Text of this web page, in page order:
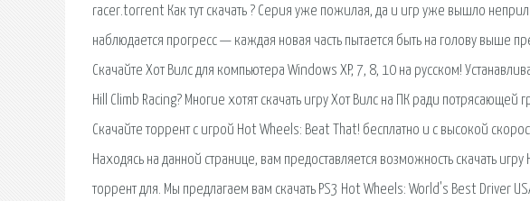
racer.torrent Как тут скачать ? Серия уже пожилая, да и игр уже вышло
наблюдается прогресс — каждая новая часть пытается быть на голову выше
Скачайте Хот Вилс для компьютера Windows XP, 7, 8, 10 на русском!
Hill Climb Racing? Многие хотят скачать игру Хот Вилс на ПК ради
Скачайте торрент с игрой Hot Wheels: Beat That! бесплатно и с высокой
Находясь на данной странице, вам предоставляется возможность скачать
торрент для. Мы предлагаем вам скачать PS3 Hot Wheels: World's Best Driver